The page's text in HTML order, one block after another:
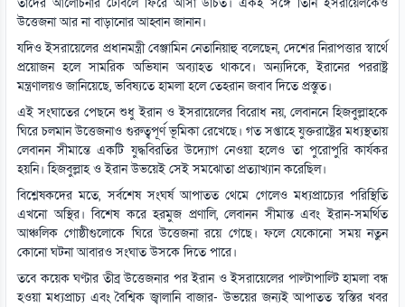
উত্তেজনা আর না বাড়ানোর আহ্বান জানান।
যদিও ইসরায়েলের প্রধানমন্ত্রী বেঞ্জামিন নেতানিয়াহু বলেছেন, দেশের নিরাপত্তার স্বার্থে
প্রয়োজন হলে সামরিক অভিযান অব্যাহত থাকবে। অন্যদিকে, ইরানের পররাষ্ট্র
মন্ত্রণালয়ও জানিয়েছে, ভবিষ্যতে হামলা হলে তেহরান জবাব দিতে প্রস্তুত।
এই সংঘাতের পেছনে শুধু ইরান ও ইসরায়েলের বিরোধ নয়, লেবাননে হিজবুল্লাহকে
ঘিরে চলমান উত্তেজনাও গুরুত্বপূর্ণ ভূমিকা রেখেছে। গত সপ্তাহে যুক্তরাষ্ট্রের মধ্যস্থতায়
লেবানন সীমান্তে একটি যুদ্ধবিরতির উদ্যোগ নেওয়া হলেও তা পুরোপুরি কার্যকর
হয়নি। হিজবুল্লাহ ও ইরান উভয়েই সেই সমঝোতা প্রত্যাখ্যান করেছিল।
বিশ্লেষকদের মতে, সর্বশেষ সংঘর্ষ আপাতত থেমে গেলেও মধ্যপ্রাচ্যের পরিস্থিতি
এখনো অস্থির। বিশেষ করে হরমুজ প্রণালি, লেবানন সীমান্ত এবং ইরান-সমর্থিত
আঞ্চলিক গোষ্ঠীগুলোকে ঘিরে উত্তেজনা রয়ে গেছে। ফলে যেকোনো সময় নতুন
কোনো ঘটনা আবারও সংঘাত উসকে দিতে পারে।
তবে কয়েক ঘণ্টার তীব্র উত্তেজনার পর ইরান ও ইসরায়েলের পাল্টাপাল্টি হামলা বন্ধ
হওয়া মধ্যপ্রাচ্য এবং বৈশ্বিক জ্বালানি বাজার- উভয়ের জন্যই আপাতত স্বস্তির খবর